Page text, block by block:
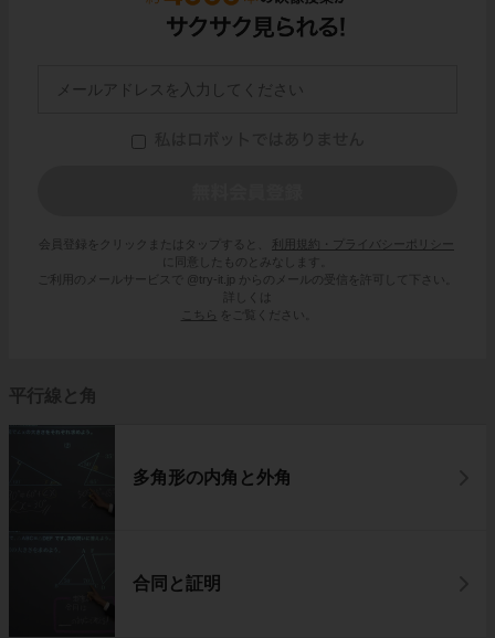
会員登録をクリックまたはタップすると、
利用規約・プライバシーポリシー
に同意したものとみなします。
ご利用のメールサービスで @try-it.jp からのメールの受信を許可して下さい。
詳しくは
こちら
をご覧ください。
平行線と角
多角形の内角と外角
合同と証明